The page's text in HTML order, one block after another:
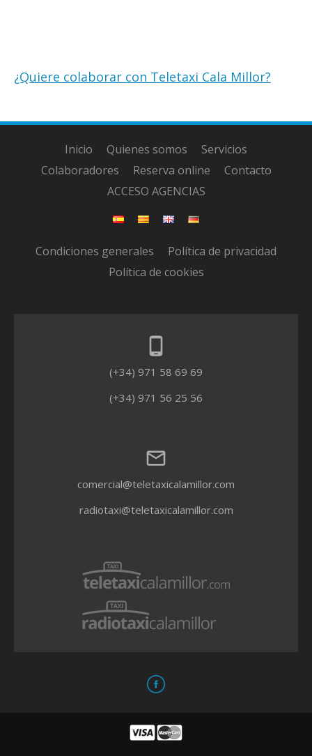
¿Quiere colaborar con Teletaxi Cala Millor?
Inicio Quienes somos
Servicios
Colaboradores
Reserva online
Contacto
ACCESO AGENCIAS
Condiciones generales
Política de privacidad
Política de cookies
phone_android
(+34) 971 58 69 69
(+34) 971 56 25 56
email
comercial@teletaxicalamillor.com
radiotaxi@teletaxicalamillor.com